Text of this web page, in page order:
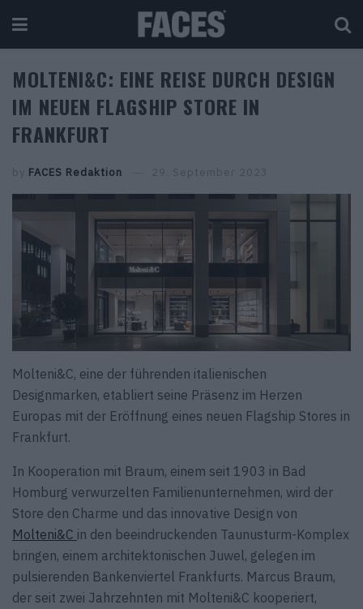
MOLTENI&C: EINE REISE DURCH DESIGN
IM NEUEN FLAGSHIP STORE IN
FRANKFURT
by FACES Redaktion 29. September 2023
Molteni&C, eine der führenden italienischen
Designmarken, etabliert seine Präsenz im Herzen
Europas mit der Eröffnung eines neuen Flagship Stores in
Frankfurt.
In Kooperation mit Braum, einem seit 1903 in Bad
Homburg verwurzelten Familienunternehmen, wird der
Store den Charme und das innovative Design von
Molteni&C in den beeindruckenden Taunusturm-Komplex
bringen, einem architektonischen Juwel, gelegen im
pulsierenden Bankenviertel Frankfurts. Marcus Braum,
der seit zwei Jahrzehnten mit Molteni&C kooperiert,